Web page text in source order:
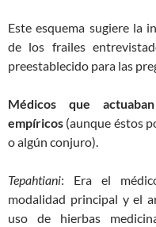
Este esquema sugiere la
de los frailes
preestablecido para las
Médicos que
empíricos (aunque éstos
o algún conjuro).
Tepahtiani: Era el
modalidad principal y el
uso de hierbas